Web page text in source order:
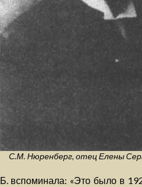
С.М. Нюренберг, отец Елены
Б. вспоминала: «Это было в